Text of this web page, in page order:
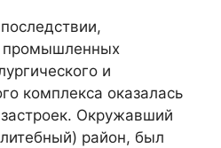
промышленных
и
комплекса оказалась
Окружавший
район, был